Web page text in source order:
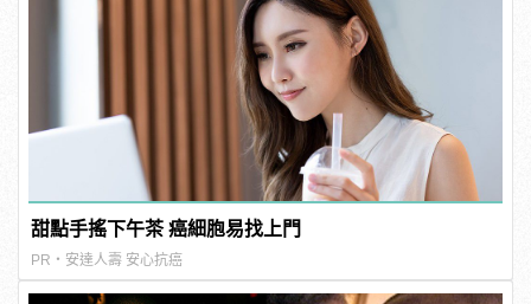
甜點手搖下午茶 癌細胞易找上門
PR・安達人壽 安心抗癌